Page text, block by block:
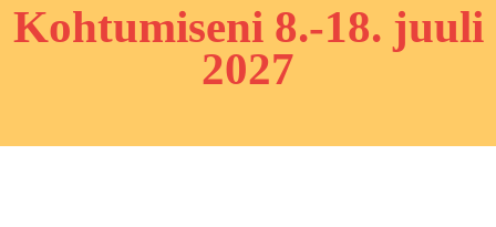
Kohtumiseni 8.-18. juuli
2027